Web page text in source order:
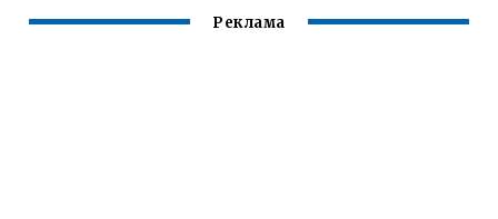
Реклама